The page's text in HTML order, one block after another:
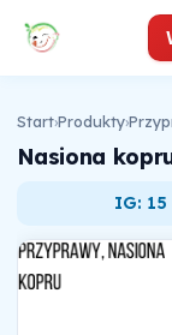
Start›Produkty›
Nasiona
IG: 15